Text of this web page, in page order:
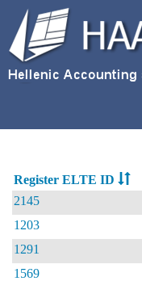
Register ELTE ID
2145
1203
1291
1569